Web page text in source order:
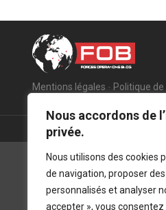
Nous accordons de
privée.
Nous utilisons des cookies
de navigation, proposer
personnalisés et analyser
accepter », vous consentez
Mentions légales - Politique